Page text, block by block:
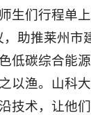
生们行程单
助推莱州
低碳综合能源
以渔。山科
技术，让他